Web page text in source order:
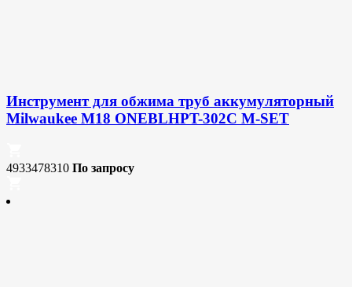
Инструмент для обжима труб аккумуляторный
Milwaukee M18 ONEBLHPT-302C M-SET
4933478310 По запросу